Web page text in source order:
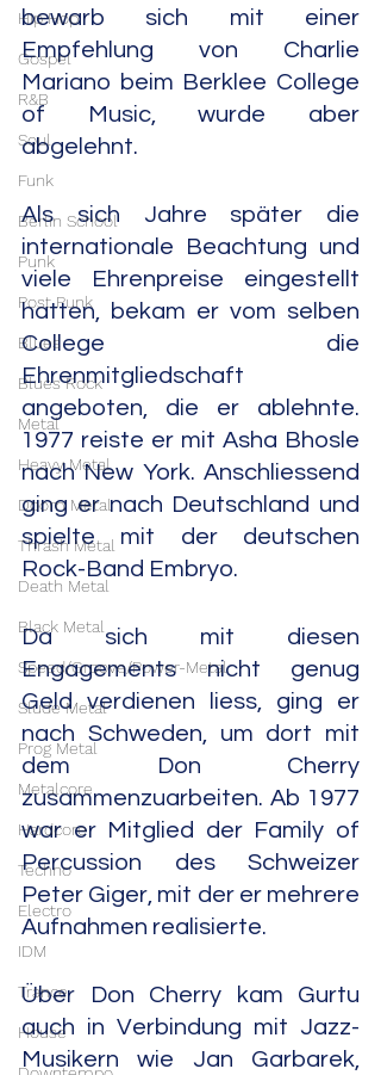
Hip Hop
Gospel
R&B
Soul
Funk
Berlin School
Punk
Post Punk
Blues
Blues Rock
Metal
Heavy Metal
Doom Metal
Thrash Metal
Death Metal
Black Metal
Speed/Groove/Power-Metal
Slude Metal
Prog Metal
Metalcore
Hardcore
Techno
Electro
IDM
Trance
House
bewarb sich mit einer
Empfehlung von Charlie
Mariano beim Berklee College
of Music, wurde aber
abgelehnt.
Als sich Jahre später die
internationale Beachtung und
viele Ehrenpreise eingestellt
hatten, bekam er vom selben
College die
Ehrenmitgliedschaft
angeboten, die er ablehnte.
1977 reiste er mit Asha Bhosle
nach New York. Anschliessend
ging er nach Deutschland und
spielte mit der deutschen
Rock-Band Embryo.
Da sich mit diesen
Engagements nicht genug
Geld verdienen liess, ging er
nach Schweden, um dort mit
dem Don Cherry
zusammenzuarbeiten. Ab 1977
war er Mitglied der Family of
Percussion des Schweizer
Peter Giger, mit der er mehrere
Aufnahmen realisierte.
Über Don Cherry kam Gurtu
auch in Verbindung mit Jazz-
Musikern wie Jan Garbarek,